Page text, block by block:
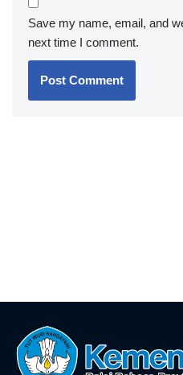
Save my name, email, and
next time I comment.